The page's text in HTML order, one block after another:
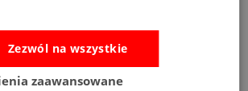
Zezwól na wszystkie
zaawansowane